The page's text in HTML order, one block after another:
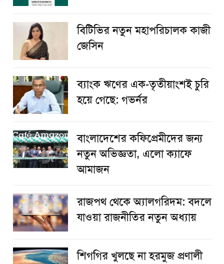
বিটিভির নতুন মহাপরিচালক কাজী
জেসিন
ব্যাংক ঋণের এক-তৃতীয়াংশই চুরি
হয়ে গেছে: গভর্নর
বাংলাদেশের কফিপ্রেমীদের জন্য
নতুন অভিজ্ঞতা, এলো ক্যাফে
আমাজন
রাজপথ থেকে অ্যালগরিদম: বদলে
যাওয়া রাজনীতির নতুন অধ্যায়
শিগগির খুলছে না হরমুজ প্রণালী